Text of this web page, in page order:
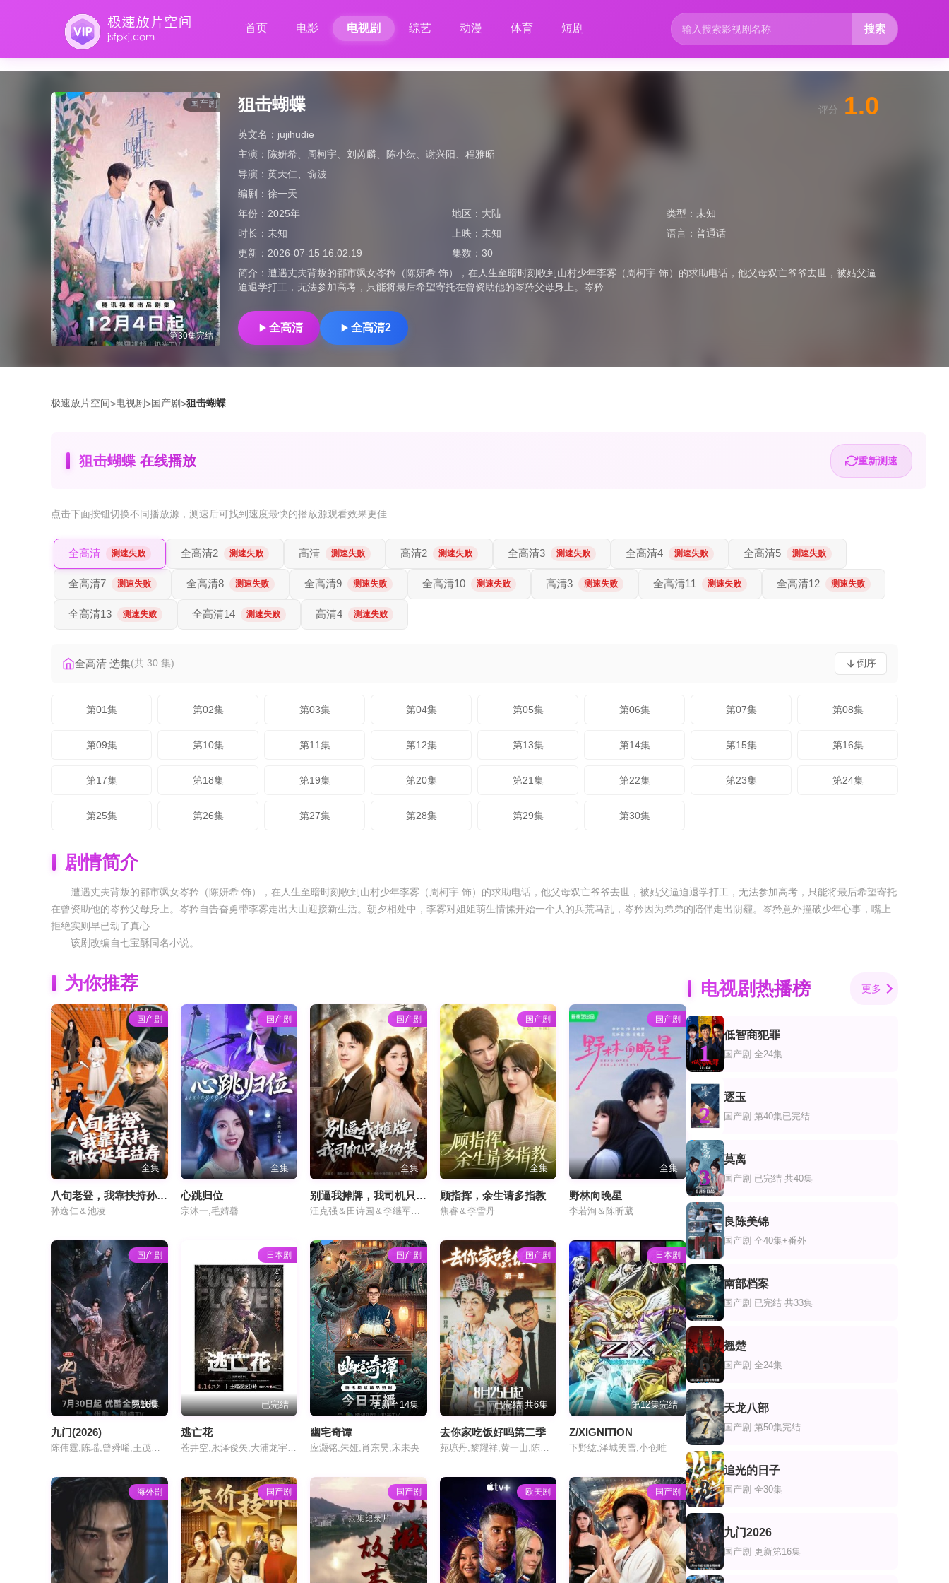
首页 电影 电视剧 综艺 动漫 体育 短剧 搜索
国产剧
第30集完结
狙击蝴蝶
英文名： jujihudie
主演： 陈妍希 周柯宇 刘芮麟 陈小纭 谢兴阳
程雅昭
导演： 黄天仁
俞波
编剧： 徐一天
年份： 2025年 地区： 大陆 类型： 未知
时长： 未知 上映： 未知 语言： 普通话
更新： 2026-07-15 16:02:19 集数：30
简介： 遭遇丈夫背叛的都市飒女岑矜（陈妍希 饰），在人生至暗时刻收到山村少年李雾（周柯宇 饰）的求助电话，他父母双亡爷爷去世，被姑父逼
迫退学打工，无法参加高考，只能将最后希望寄托在曾资助他的岑矜父母身上。岑矜
评分 1.0
全高清 全高清2
极速放片空间>电视剧>国产剧>狙击蝴蝶
狙击蝴蝶 在线播放 重新测速
点击下面按钮切换不同播放源 ，测速后可找到速度最快的播放源观看效果更佳
全高清 测速失败 全高清2 测速失败 高清 测速失败 高清2 测速失败 全高清3 测速失败 全高清4 测速失败 全高清5 测速失败
全高清7 测速失败 全高清8 测速失败 全高清9 测速失败 全高清10 测速失败 高清3 测速失败 全高清11 测速失败 全高清12 测速失败
全高清13 测速失败 全高清14 测速失败 高清4 测速失败
全高清 选集(共 30 集) 倒序
第01集 第02集 第03集 第04集 第05集 第06集 第07集 第08集
第09集 第10集 第11集 第12集 第13集 第14集 第15集 第16集
第17集 第18集 第19集 第20集 第21集 第22集 第23集 第24集
第25集 第26集 第27集 第28集 第29集 第30集
剧情简介
遭遇丈夫背叛的都市飒女岑矜（陈妍希 饰），在人生至暗时刻收到山村少年李雾（周柯宇 饰）的求助电话，他父母双亡爷爷去世，被姑父逼迫退学打工，无法参加高考，只能将最后希望寄托
在曾资助他的岑矜父母身上。岑矜自告奋勇带李雾走出大山迎接新生活。朝夕相处中，李雾对姐姐萌生情愫开始一个人的兵荒马乱，岑矜因为弟弟的陪伴走出阴霾。岑矜意外撞破少年心事，嘴上
拒绝实则早已动了真心......
该剧改编自七宝酥同名小说。
为你推荐
国产剧
全集
八旬老登，我靠扶持孙女延年益寿
孙逸仁＆池凌
国产剧
全集
心跳归位
宗沐一,毛婧馨
国产剧
全集
别逼我摊牌，我司机只是伪装
汪克强＆田诗园＆李继军＆卢晟
国产剧
全集
顾指挥，余生请多指教
焦睿＆李雪丹
国产剧
全集
野林向晚星
李若洵＆陈昕葳
国产剧
第16集
九门(2026)
日本剧
已完结
逃亡花
国产剧
更新至14集
幽宅奇谭
应灏铭,朱娅,肖东昊,宋未央
国产剧
已完结 共6集
去你家吃饭好吗第二季
日本剧
第12集完结
Z/XIGNITION
下野纮,泽城美雪,小仓唯
海外剧 国产剧 国产剧 欧美剧 国产剧
电视剧热播榜 更多
1
低智商犯罪
国产剧 全24集
2
逐玉
国产剧 第40集已完结
3
莫离
国产剧 已完结 共40集
4
良陈美锦
国产剧 全40集+番外
5
南部档案
国产剧 已完结 共33集
6
翘楚
国产剧 全24集
7
天龙八部
国产剧 第50集完结
8
追光的日子
国产剧 全30集
9
九门2026
国产剧 更新第16集